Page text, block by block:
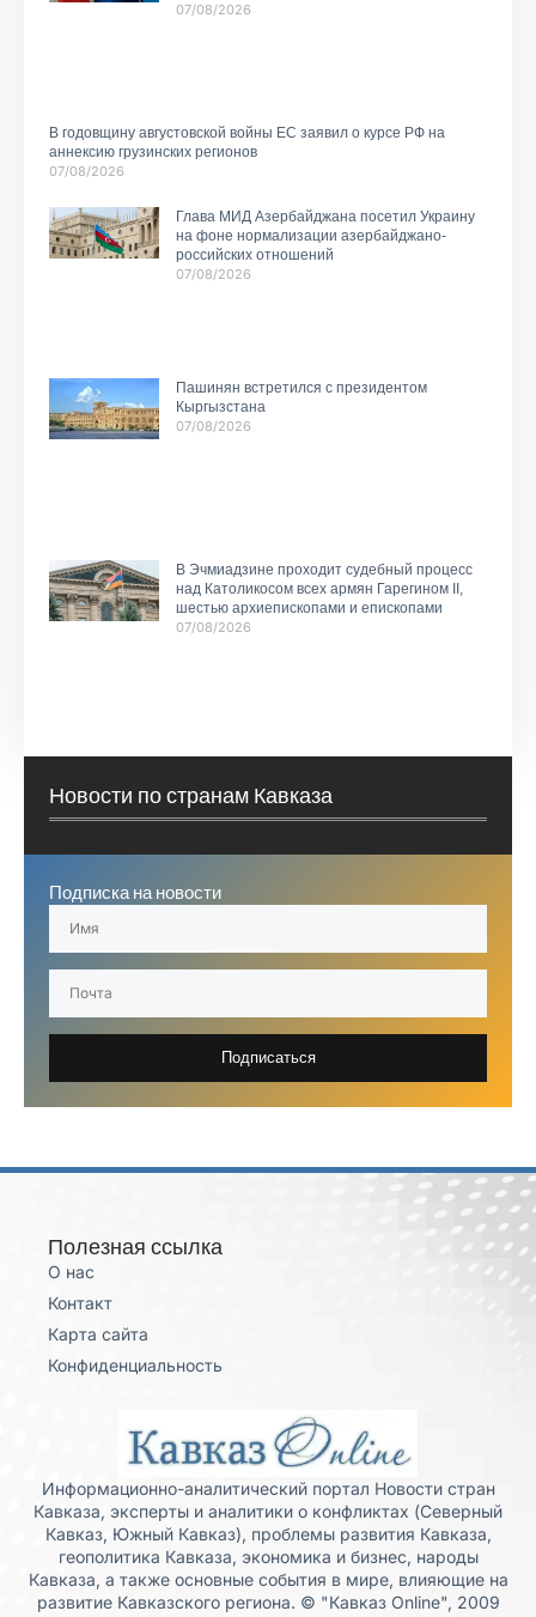
07/08/2026
В годовщину августовской войны ЕС заявил о курсе РФ на
аннексию грузинских регионов
07/08/2026
Глава МИД Азербайджана посетил Украину
на фоне нормализации азербайджано-
российских отношений
07/08/2026
Пашинян встретился с президентом
Кыргызстана
07/08/2026
В Эчмиадзине проходит судебный процесс
над Католикосом всех армян Гарегином II,
шестью архиепископами и епископами
07/08/2026
Новости по странам Кавказа
Подписка на новости
Подписаться
Полезная ссылка
О нас
Контакт
Карта сайта
Конфиденциальность
Информационно-аналитический портал Новости стран
Кавказа, эксперты и аналитики о конфликтах (Северный
Кавказ, Южный Кавказ), проблемы развития Кавказа,
геополитика Кавказа, экономика и бизнес, народы
Кавказа, а также основные события в мире, влияющие на
развитие Кавказского региона. © "Кавказ Online", 2009